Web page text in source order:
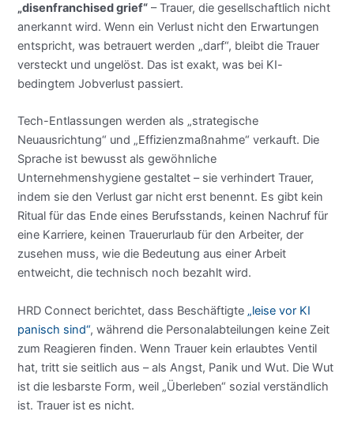
„disenfranchised grief“ – Trauer, die gesellschaftlich nicht
anerkannt wird. Wenn ein Verlust nicht den Erwartungen
entspricht, was betrauert werden „darf“, bleibt die Trauer
versteckt und ungelöst. Das ist exakt, was bei KI-
bedingtem Jobverlust passiert.
Tech-Entlassungen werden als „strategische
Neuausrichtung“ und „Effizienzmaßnahme“ verkauft. Die
Sprache ist bewusst als gewöhnliche
Unternehmenshygiene gestaltet – sie verhindert Trauer,
indem sie den Verlust gar nicht erst benennt. Es gibt kein
Ritual für das Ende eines Berufsstands, keinen Nachruf für
eine Karriere, keinen Trauerurlaub für den Arbeiter, der
zusehen muss, wie die Bedeutung aus einer Arbeit
entweicht, die technisch noch bezahlt wird.
HRD Connect berichtet, dass Beschäftigte „leise vor KI
panisch sind“, während die Personalabteilungen keine Zeit
zum Reagieren finden. Wenn Trauer kein erlaubtes Ventil
hat, tritt sie seitlich aus – als Angst, Panik und Wut. Die Wut
ist die lesbarste Form, weil „Überleben“ sozial verständlich
ist. Trauer ist es nicht.